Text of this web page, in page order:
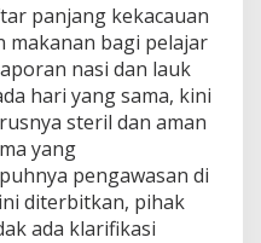
panjang kekacauan
makanan bagi pelajar
nasi dan lauk
hari yang sama, kini
steril dan aman
yang
pengawasan di
diterbitkan, pihak
ada klarifikasi